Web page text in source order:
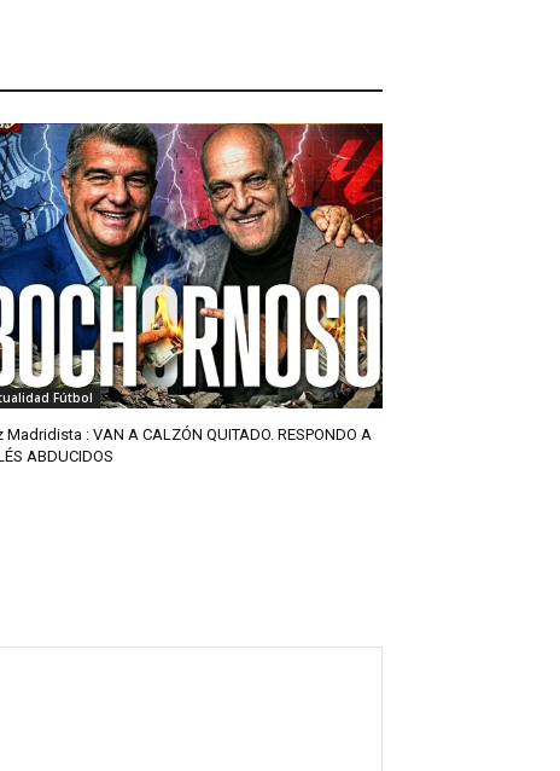
Fútbol
Madridista : VAN A CALZÓN QUITADO. RESPONDO A
ABDUCIDOS